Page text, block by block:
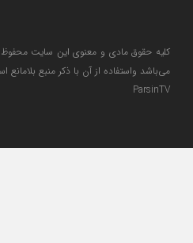
می‌باشد واستفاده از آن با ذکر منبع بلامانع
ParsinTV